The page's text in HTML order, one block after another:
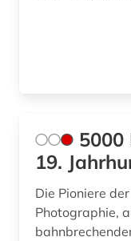
5000
19.
Die Pioniere
Photographie,